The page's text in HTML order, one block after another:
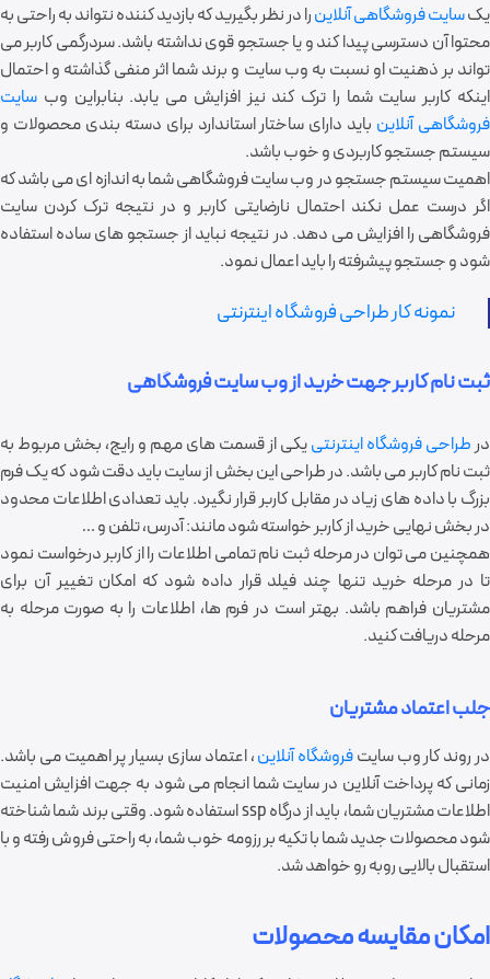
یکسایت فروشگاهی آنلاینرا در نظر بگیرید که بازدید کننده نتواند به راحتی به
محتوا آن دسترسی پیدا کند و یا جستجو قوی نداشته باشد. سردرگمی کاربر می
تواند بر ذهنیت او نسبت به وب سایت و برند شما اثر منفی گذاشته و احتمال
اینکه کاربر سایت شما را ترک کند نیز افزایش می یابد. بنابراین وب سایت
فروشگاهی آنلاین باید دارای ساختار استاندارد برای دسته بندی محصولات و
سیستم جستجو کاربردی و خوب باشد.
اهمیت سیستم جستجو در وب سایت فروشگاهی شما به اندازه ای می باشد که
اگر درست عمل نکند احتمال نارضایتی کاربر و در نتیجه ترک کردن سایت
فروشگاهی را افزایش می دهد. در نتیجه نباید از جستجو های ساده استفاده
شود و جستجو پیشرفته را باید اعمال نمود.
نمونه کار طراحی فروشگاه اینترنتی
ثبت نام کاربر جهت خرید از وب سایت فروشگاهی
در طراحی فروشگاه اینترنتییکی از قسمت های مهم و رایج، بخش مربوط به
ثبت نام کاربر می باشد. در طراحی این بخش از سایت باید دقت شود که یک فرم
بزرگ با داده های زیاد در مقابل کاربر قرار نگیرد. باید تعدادی اطلاعات محدود
در بخش نهایی خرید از کاربر خواسته شود مانند: آدرس، تلفن و …
همچنین می توان در مرحله ثبت نام تمامی اطلاعات را از کاربر درخواست نمود
تا در مرحله خرید تنها چند فیلد قرار داده شود که امکان تغییر آن برای
مشتریان فراهم باشد. بهتر است در فرم ها، اطلاعات را به صورت مرحله به
مرحله دریافت کنید.
جلب اعتماد مشتریان
در روند کار وب سایتفروشگاه آنلاین، اعتماد سازی بسیار پر اهمیت می باشد.
زمانی که پرداخت آنلاین در سایت شما انجام می شود به جهت افزایش امنیت
اطلاعات مشتریان شما، باید از درگاهsspاستفاده شود. وقتی برند شما شناخته
شود محصولات جدید شما با تکیه بر رزومه خوب شما، به راحتی فروش رفته و با
استقبال بالایی روبه رو خواهد شد.
امکان مقایسه محصولات